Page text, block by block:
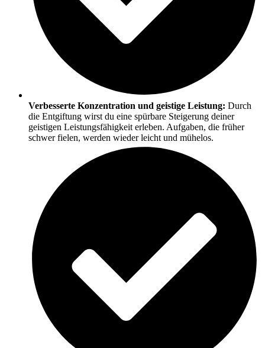
Verbesserte Konzentration und geistige Leistung: Durch
die Entgiftung wirst du eine spürbare Steigerung deiner
geistigen Leistungsfähigkeit erleben. Aufgaben, die früher
schwer fielen, werden wieder leicht und mühelos.